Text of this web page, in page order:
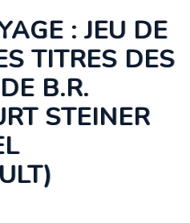
: JEU DE
TITRES DES
B.R.
STEINER